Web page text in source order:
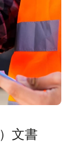
文書